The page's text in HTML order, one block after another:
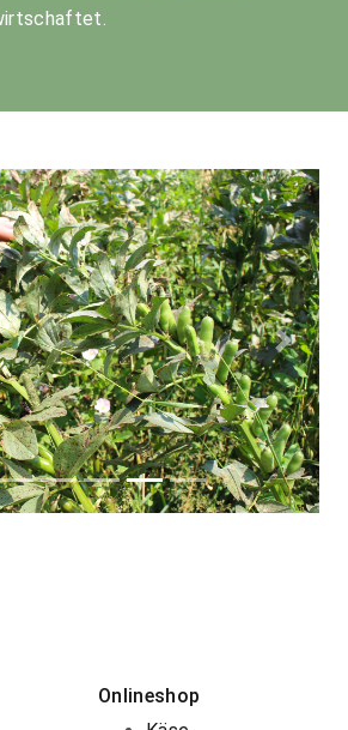
Weiter
Onlineshop